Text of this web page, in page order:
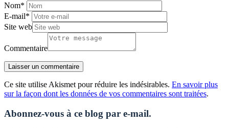
Nom*
E-mail*
Site web
Commentaire
Ce site utilise Akismet pour réduire les indésirables. En savoir plus
sur la façon dont les données de vos commentaires sont traitées.
Abonnez-vous à ce blog par e-mail.